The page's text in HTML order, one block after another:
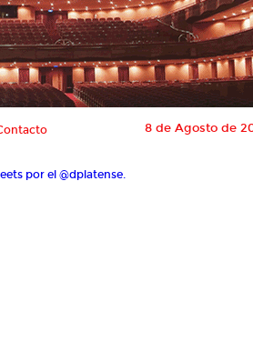
8 de Agosto de
por el @dplatense.